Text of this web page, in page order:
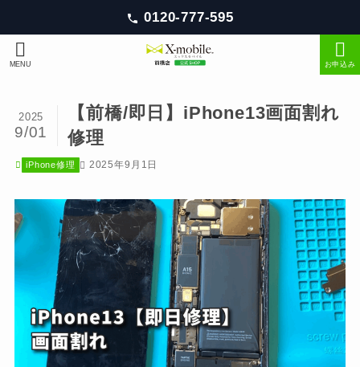
0120-777-595
お申込み
MENU
【前橋/即日】iPhone13画面割れ
修理
2025
9/01
iPhone修理 2025年9月1日